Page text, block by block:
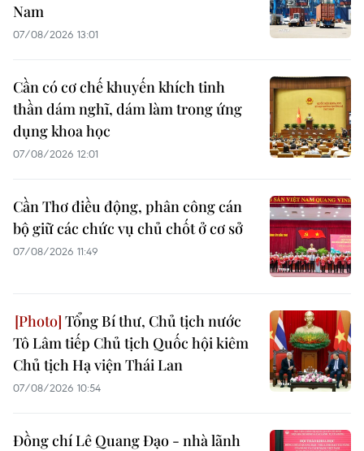
Nam
07/08/2026 13:01
Cần có cơ chế khuyến khích tinh
thần dám nghĩ, dám làm trong ứng
dụng khoa học
07/08/2026 12:01
Cần Thơ điều động, phân công cán
bộ giữ các chức vụ chủ chốt ở cơ sở
07/08/2026 11:49
Tổng Bí thư, Chủ tịch nước
Tô Lâm tiếp Chủ tịch Quốc hội kiêm
Chủ tịch Hạ viện Thái Lan
07/08/2026 10:54
Đồng chí Lê Quang Đạo - nhà lãnh